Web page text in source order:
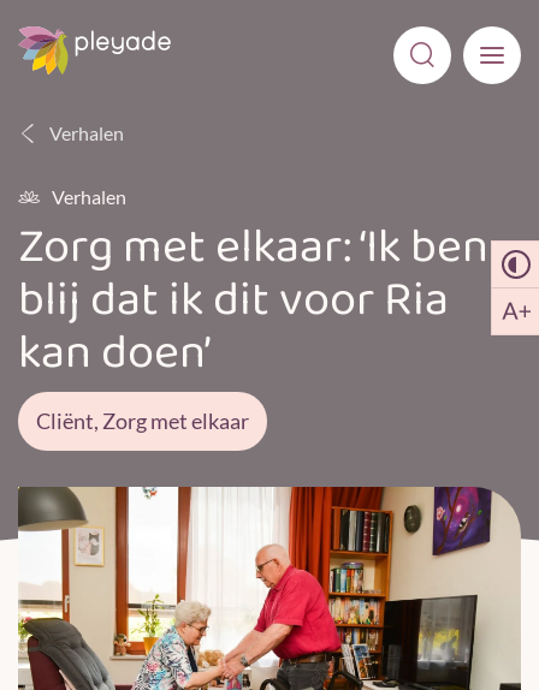
Verhalen
Verhalen
Zorg met elkaar: ‘Ik ben
blij dat ik dit voor Ria
kan doen’
Cliënt, Zorg met elkaar